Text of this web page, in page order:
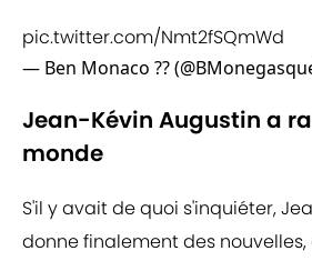
pic.twitter.com/Nmt2fSQmWd
— Ben Monaco ??
Jean-Kévin Augustin a
monde
S'il y avait de quoi s'inquiéter,
donne finalement des